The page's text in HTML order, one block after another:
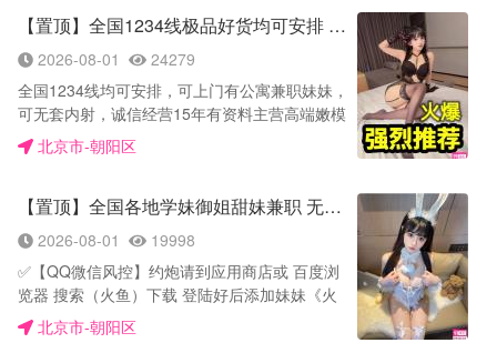
女学生；温婉体贴、高挑气质魅惑女人味 温柔姐
姐，极致长腿，身材高挑、腰细胸挺、漂亮性感
的女模特；各式女神，任您挑选，很少遇到这种
真实的，分享给各位狼友了，五星好评推荐🎆
校学生妹. 工厂妹. 少妇. 白领. 销售小姐. 00后.
教师. 御姐. 萝莉. 资源丰富. 贴心挑选满意为止！
妹妹自带公寓 隐蔽 隔音好 一客一护理干净卫生
公寓定期消毒…妹妹每周两次三甲医院检查有体
检报告 支持现场测纸 持证上岗 安全 卫生 健
纯然少女粉胸马甲线 蚂蚁腰酒杯腿 蜜桃臀，69
下海嫩妹.清纯美少女.小清新.疯狂且又单纯的00
后相信能给你不一样的感觉.可爱的小萝莉；清纯
漂亮，颜值高的女学生；温婉体贴、高挑气质魅
惑女人味 温柔姐姐，极致长腿，身材高挑、腰细
胸挺、漂亮性感的女模特；各式女神，任您挑
选，很少遇到这种真实的，分享给各位狼友了，
五星好评推荐🎆
直营店❤️，已在平台缴纳押金10万元，请各位用
户放心约妹！
—————————————————— 服务菜
单： 丰满多姿翅膀腿长，制服诱惑冰火两重，水
漫金山鸳鸯戏水，水中萧丝袜诱惑，情趣内衣，
汉马冲天观音坐莲，口爆毒龙，69深喉冰火胸
推，各种项目任选任玩诚信高端服务，无需要车
费订金，安全可靠，配合客户要求。
点 妹子价格： 800-2000 安全评估：
★★★★★ 综合评估： ★★★★★
—————————————————— 联系方
式：与你号：KP8977
—————————————————— 详细介
绍：全国一二三线城市以及学生妹个人兼职、诚
【置顶】全国1234线极品好货均可安排 诚信经营15年
2026-08-01
24279
全国1234线均可安排，可上门有公寓兼职妹妹，
可无套内射，诚信经营15年有资料主营高端嫩模
学生妹等等极品好货
—————————————————— 火鱼账
店或 百度浏览器 搜索（火鱼）APP下载 登陆好
后添加妹妹 《火鱼号: WE8866》安全，隐私，
保密 放心品茶 火鱼app下载网
址:https://huoyu.chat/ 火鱼号: WE8866 与你
号:AW8008
—————————————————— ［服务
北京市-朝阳区
【置顶】全国各地学妹御姐甜妹兼职 无定金！
2026-08-01
19998
✅【QQ微信风控】约炮请到应用商店或 百度浏
览器 搜索（火鱼）下载 登陆好后添加妹妹《火
鱼号:A8877666》平台安全隐密隐私放心约 ✅火
鱼APP官方下载网址:huoyu.chat 约妹➕火鱼号：
北京市-朝阳区